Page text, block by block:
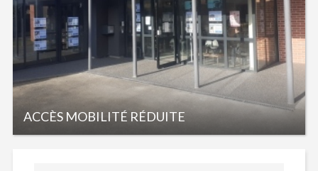
ACCÈS MOBILITÉ RÉDUITE